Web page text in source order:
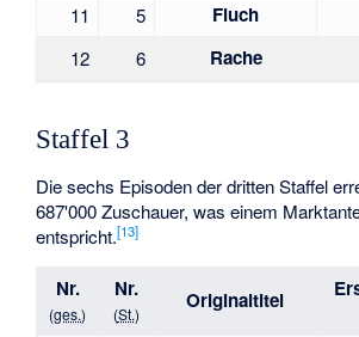
11
5 Fluch
12
6 Rache
Staffel 3
Die sechs Episoden der dritten Staffel
687'000 Zuschauer, was einem
entspricht.[13]
Nr.
(ges.)
Nr.
(St.)
Original­titel